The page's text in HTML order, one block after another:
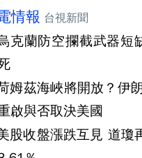
情報 台視新聞
克蘭防空攔截武器短
姆茲海峽將開放？伊
啟與否取決美國
股收盤漲跌互見 道瓊